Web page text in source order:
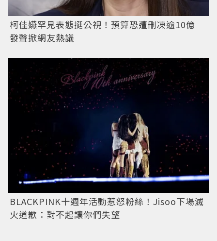
柯佳嬿罕見表態挺公視！預算恐遭刪凍逾10億
發聲掀網友熱議
BLACKPINK十週年活動惹怒粉絲！Jisoo下場滅
火道歉：對不起讓你們失望